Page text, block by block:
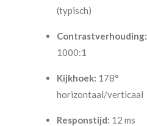
(typisch)
Contrastverhouding:
1000:1
Kijkhoek: 178°
horizontaal/verticaal
Responstijd: 12 ms